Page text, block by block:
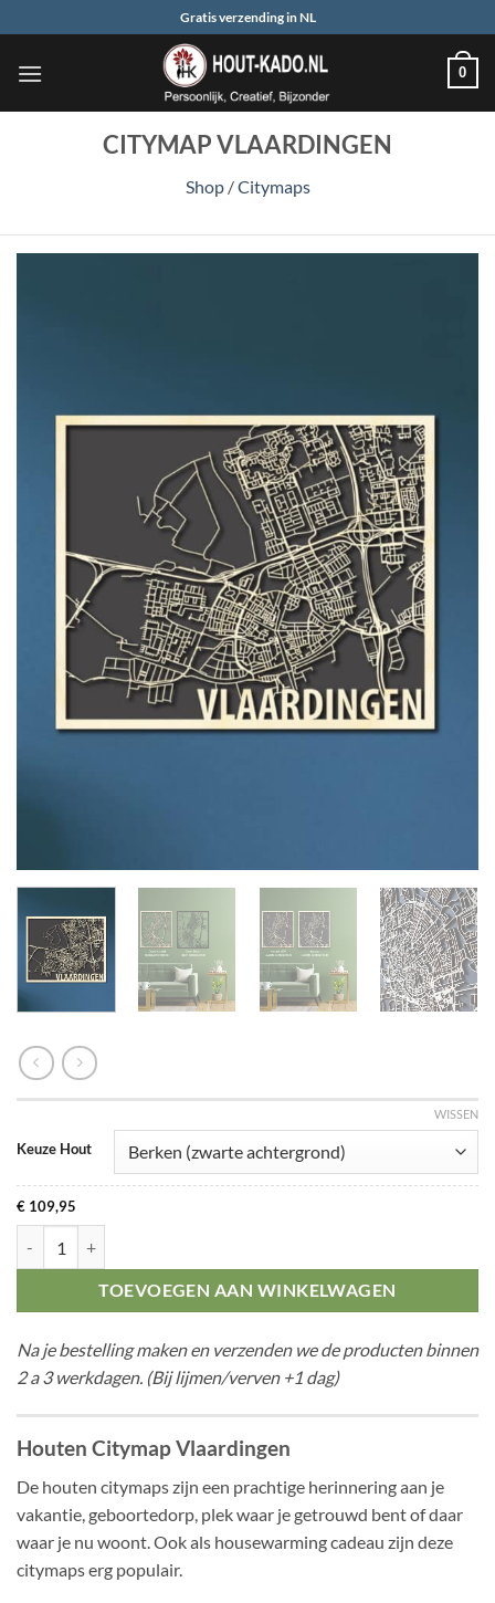
naar
inhoud
Gratis verzending in NL
0
CITYMAP VLAARDINGEN
Shop /Citymaps
Keuze Hout
WISSEN
€ 109,95
TOEVOEGEN AAN WINKELWAGEN
Na je bestelling maken en verzenden we de producten binnen
2 a 3 werkdagen. (Bij lijmen/verven +1 dag)
Houten Citymap Vlaardingen
De houten citymaps zijn een prachtige herinnering aan je
vakantie, geboortedorp, plek waar je getrouwd bent of daar
waar je nu woont. Ook als housewarming cadeau zijn deze
citymaps erg populair.